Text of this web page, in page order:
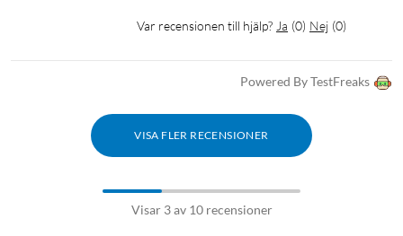
Var recensionen till hjälp? Ja (0) Nej (0)
Powered By TestFreaks
VISA FLER RECENSIONER
Visar 3 av 10 recensioner